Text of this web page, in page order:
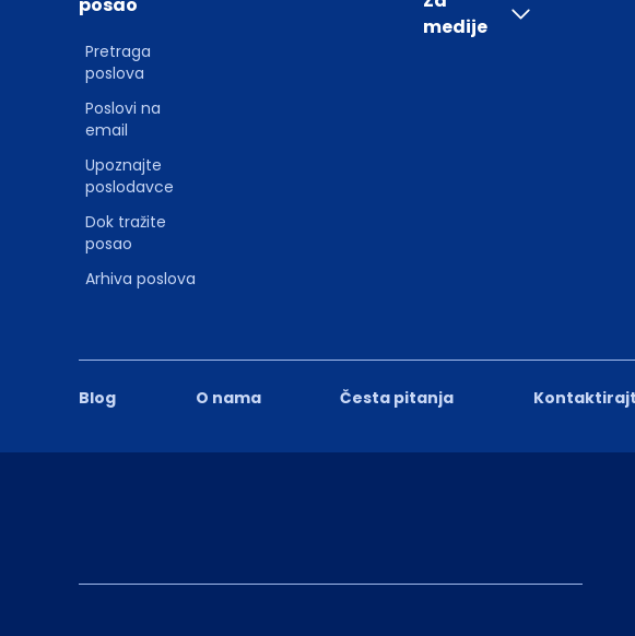
Blog O nama Česta pitanja
Pretraga
poslova
Poslovi na
email
Upoznajte
poslodavce
Dok tražite
posao
Arhiva poslova
medije